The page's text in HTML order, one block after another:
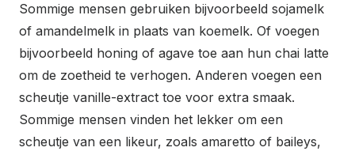
Sommige mensen gebruiken bijvoorbeeld sojamelk
of amandelmelk in plaats van koemelk. Of voegen
bijvoorbeeld honing of agave toe aan hun chai latte
om de zoetheid te verhogen. Anderen voegen een
scheutje vanille-extract toe voor extra smaak.
Sommige mensen vinden het lekker om een
scheutje van een likeur, zoals amaretto of baileys,